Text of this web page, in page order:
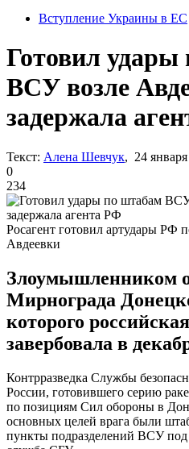
Вступление Украины в ЕС
Готовил
ВСУ возле
задержала
Текст: Алена Шевчук, 24
0
234
Росагент готовил артудары РФ
Авдеевки
Злоумышленником
Мирнограда
которого
завербовала в
Контрразведка Службы
России, готовившего серию
по позициям Сил обороны в
основных целей врага были
пункты подразделений ВСУ под